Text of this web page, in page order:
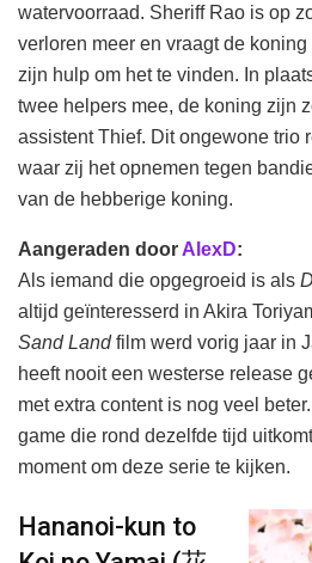
watervoorraad. Sheriff Rao is op
verloren meer en vraagt de
zijn hulp om het te vinden. In
twee helpers mee, de koning zijn
assistent Thief. Dit ongewone trio
waar zij het opnemen tegen
van de hebberige koning.
Aangeraden door AlexD:
Als iemand die opgegroeid is als
altijd geïnteresserd in Akira
Sand Landfilm werd vorig jaar in
heeft nooit een westerse release
met extra content is nog veel
game die rond dezelfde tijd
moment om deze serie te kijken.
Hananoi-kun to